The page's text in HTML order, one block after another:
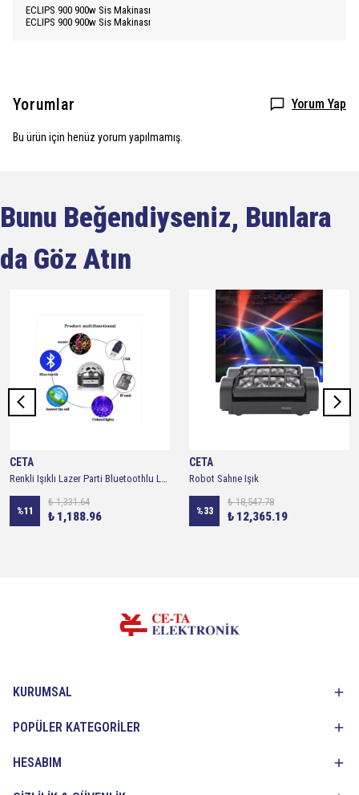
ECLIPS 900 900w Sis Makinası
ECLIPS 900 900w Sis Makinası
Yorumlar Yorum Yap
Bu ürün için henüz yorum yapılmamış.
Bunu Beğendiyseniz, Bunlara
da Göz Atın
CETA
Renkli Işıklı Lazer Parti Bluetoothlu Led Küre Disko Topu
%11
₺ 1,331.64
₺ 1,188.96
CETA
Robot Sahne Işık
%33
₺ 18,547.78
₺ 12,365.19
KURUMSAL
POPÜLER KATEGORİLER
HESABIM